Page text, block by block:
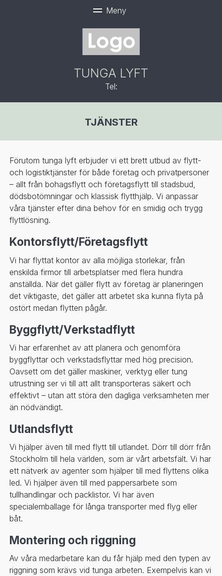
TUNGA LYFT
Tel:
TJÄNSTER
Förutom tunga lyft erbjuder vi ett brett utbud av flytt-
och logistiktjänster för både företag och privatpersoner
– allt från bohagsflytt och företagsflytt till stadsbud,
dödsbotömningar och klassisk flytthjälp. Vi anpassar
våra tjänster efter dina behov för en smidig och trygg
flyttlösning.
Kontorsflytt/Företagsflytt
Vi har flyttat kontor av alla möjliga storlekar, från
enskilda firmor till arbetsplatser med flera hundra
anställda. När det gäller flytt av företag är planeringen
det viktigaste, det gäller att arbetet ska kunna flyta på
ostört medan flytten pågår.
Byggflytt/Verkstadflytt
Vi har erfarenhet av att planera och genomföra
byggflyttar och verkstadsflyttar med hög precision.
Oavsett om det gäller maskiner, verktyg eller tung
utrustning ser vi till att allt transporteras säkert och
effektivt – utan att störa den dagliga verksamheten mer
än nödvändigt.
Utlandsflytt
Vi hjälper även till med flytt till utlandet. Dörr till dörr från
Stockholm till hela världen, som är vårt arbetsfält. Vi har
ett nätverk av agenter som hjälper till med flyttens olika
led. Vi hjälper även till med pappersarbete som
tullhandlingar och packlistor. Vi har även
specialemballage för långa transporter med flyg eller
båt.
Montering och riggning
Av våra medarbetare kan du får hjälp med den typen av
riggning som krävs vid tunga arbeten. Exempelvis kan vi